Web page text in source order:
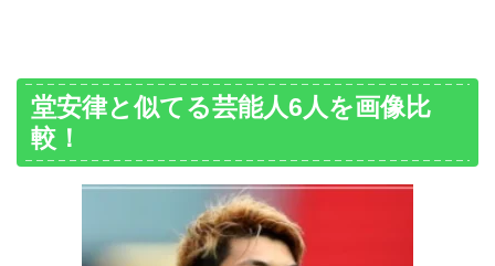
堂安律と似てる芸能人6人を画像比
較！